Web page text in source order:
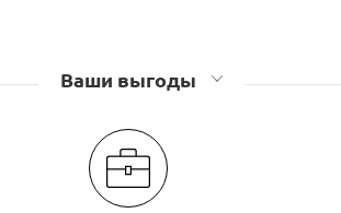
Ваши выгоды